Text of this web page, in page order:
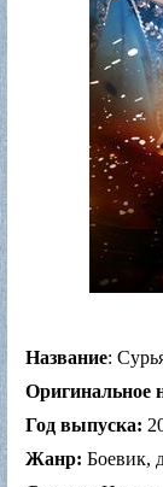
Название:
Оригинальное
Год выпуска:
Жанр: Боевик,